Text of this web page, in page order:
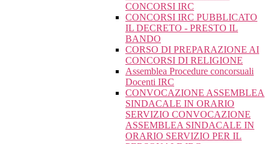
CONCORSI IRC
CONCORSI IRC PUBBLICATO
IL DECRETO - PRESTO IL
BANDO
CORSO DI PREPARAZIONE AI
CONCORSI DI RELIGIONE
Assemblea Procedure concorsuali
Docenti IRC
CONVOCAZIONE ASSEMBLEA
SINDACALE IN ORARIO
SERVIZIO CONVOCAZIONE
ASSEMBLEA SINDACALE IN
ORARIO SERVIZIO PER IL